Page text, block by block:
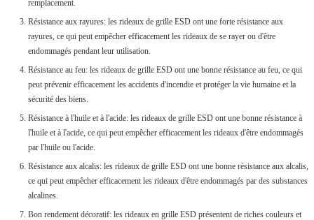
remplacement.
Résistance aux rayures: les rideaux de grille ESD ont une forte résistance aux
rayures, ce qui peut empêcher efficacement les rideaux de se rayer ou d'être
endommagés pendant leur utilisation.
Résistance au feu: les rideaux de grille ESD ont une bonne résistance au feu, ce qui
peut prévenir efficacement les accidents d'incendie et protéger la vie humaine et la
sécurité des biens.
Résistance à l'huile et à l'acide: les rideaux de grille ESD ont une bonne résistance à
l'huile et à l'acide, ce qui peut empêcher efficacement les rideaux d'être endommagés
par l'huile ou l'acide.
Résistance aux alcalis: les rideaux de grille ESD ont une bonne résistance aux alcalis,
ce qui peut empêcher efficacement les rideaux d'être endommagés par des substances
alcalines.
Bon rendement décoratif: les rideaux en grille ESD présentent de riches couleurs et